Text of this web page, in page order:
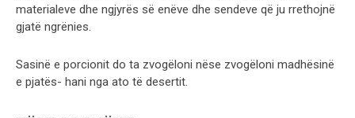
materialeve dhe ngjyrës së enëve dhe sendeve që ju rrethojnë
gjatë ngrënies.
Sasinë e porcionit do ta zvogëloni nëse zvogëloni madhësinë
e pjatës- hani nga ato të desertit.